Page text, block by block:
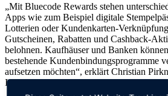
„Mit Bluecode Rewards stehen
Apps wie zum Beispiel digitale
Lotterien oder Kundenkarten-
Gutscheinen, Rabatten und Cashback-
belohnen. Kaufhäuser und Banken
bestehende Kundenbindungsprogramme
aufsetzen möchten“, erklärt Christian
International AG.